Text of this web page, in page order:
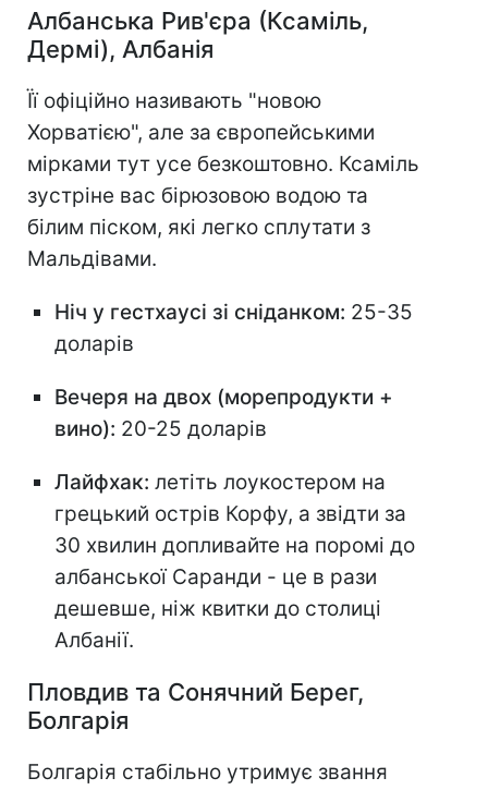
Албанська Рив'єра (Ксаміль,
Дермі), Албанія
Її офіційно називають "новою
Хорватією", але за європейськими
мірками тут усе безкоштовно. Ксаміль
зустріне вас бірюзовою водою та
білим піском, які легко сплутати з
Мальдівами.
Ніч у гестхаусі зі сніданком: 25-35
доларів
Вечеря на двох (морепродукти +
вино): 20-25 доларів
Лайфхак: летіть лоукостером на
грецький острів Корфу, а звідти за
30 хвилин допливайте на поромі до
албанської Саранди - це в рази
дешевше, ніж квитки до столиці
Албанії.
Пловдив та Сонячний Берег,
Болгарія
Болгарія стабільно утримує звання